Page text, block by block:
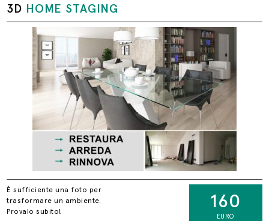
3D HOME STAGING
È sufficiente una foto per
trasformare un ambiente.
Provalo subito!
160
EURO